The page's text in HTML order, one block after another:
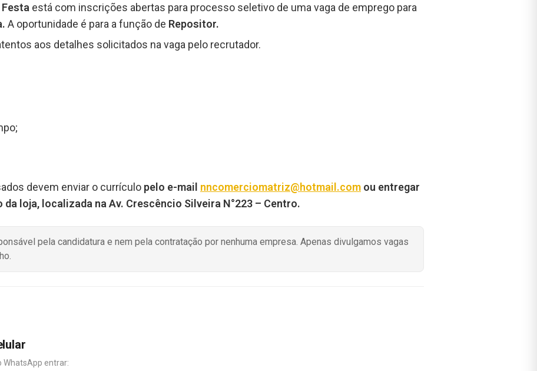
Festa está com inscrições abertas para processo seletivo de uma vaga de emprego para
A oportunidade é para a função de Repositor.
aos detalhes solicitados na vaga pelo recrutador.
devem enviar o currículo pelo e-mail nncomerciomatriz@hotmail.com ou entregar
loja, localizada na Av. Crescêncio Silveira N°223 – Centro.
pela candidatura e nem pela contratação por nenhuma empresa. Apenas divulgamos vagas
WhatsApp entrar: